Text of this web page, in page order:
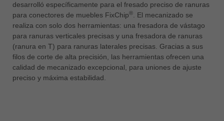
中国
中文
ประเทศไทย
ไทย
Україна
yкраїнська
desarrolló específicamente para el fresado preciso de ranuras
para conectores de muebles FixChip®
. El mecanizado se
realiza con solo dos herramientas: una fresadora de vástago
para ranuras verticales precisas y una fresadora de ranuras
(ranura en T) para ranuras laterales precisas. Gracias a sus
filos de corte de alta precisión, las herramientas ofrecen una
calidad de mecanizado excepcional, para uniones de ajuste
preciso y máxima estabilidad.